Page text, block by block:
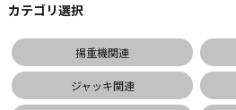
カテゴリ選択
揚重機関連
ジャッキ関連